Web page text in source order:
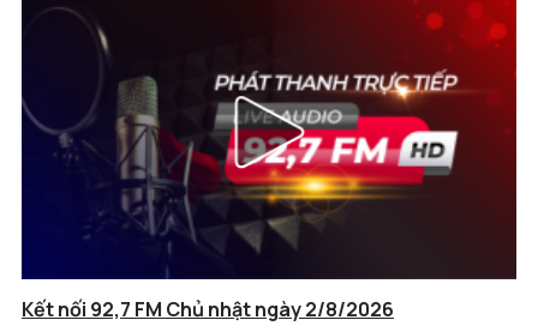
Kết nối 92,7 FM Chủ nhật ngày 2/8/2026